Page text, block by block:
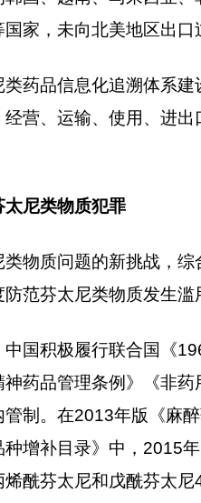
家，未向北美地区出
药品信息化追溯体系
营、运输、使用、进
尼类物质犯罪
物质问题的新挑战，
范芬太尼类物质发生
国积极履行联合国《
药品管理条例》《非
制。在2013年版《麻
增补目录》中，2015
酰芬太尼和戊酰芬太